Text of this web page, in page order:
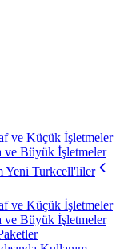
ve Küçük İşletmeler
ve Büyük İşletmeler
Yeni Turkcell'liler
ve Küçük İşletmeler
ve Büyük İşletmeler